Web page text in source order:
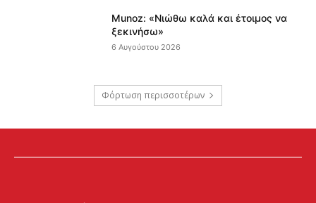
Munoz: «Νιώθω καλά και έτοιμος να
ξεκινήσω»
6 Αυγούστου 2026
Φόρτωση περισσοτέρων